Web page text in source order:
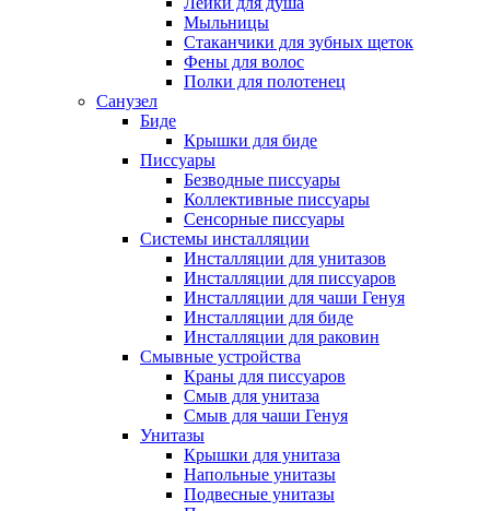
Мыльницы
Стаканчики для зубных щеток
Фены для волос
Полки для полотенец
Санузел
Биде
Крышки для биде
Писсуары
Безводные писсуары
Коллективные писсуары
Сенсорные писсуары
Системы инсталляции
Инсталляции для унитазов
Инсталляции для писсуаров
Инсталляции для чаши Генуя
Инсталляции для биде
Инсталляции для раковин
Смывные устройства
Краны для писсуаров
Смыв для унитаза
Смыв для чаши Генуя
Унитазы
Крышки для унитаза
Напольные унитазы
Подвесные унитазы